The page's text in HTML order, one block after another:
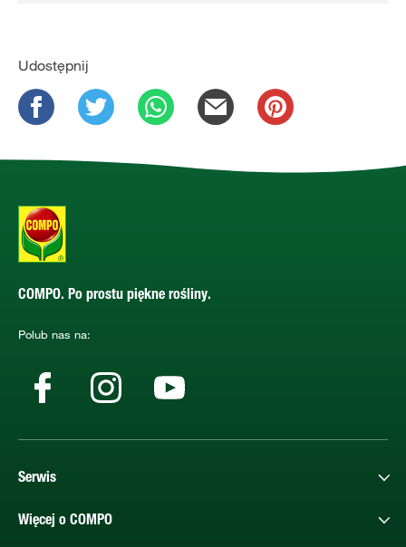
Udostępnij
COMPO. Po prostu piękne rośliny.
Polub nas na:
Serwis
Więcej o COMPO